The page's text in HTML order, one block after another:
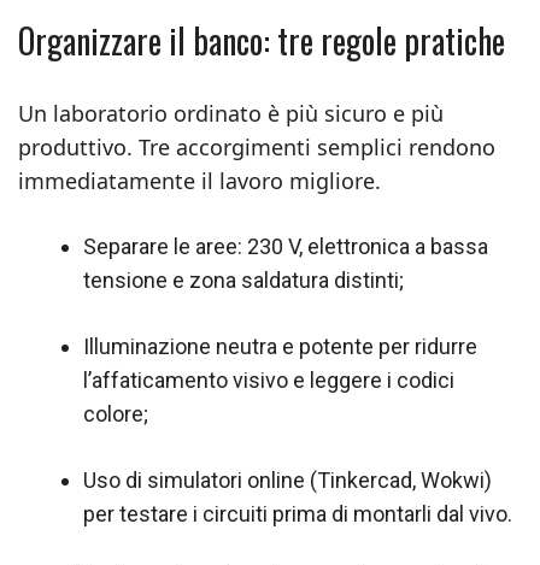
Organizzare il banco: tre regole pratiche
Un laboratorio ordinato è più sicuro e più
produttivo. Tre accorgimenti semplici rendono
immediatamente il lavoro migliore.
Separare le aree: 230 V, elettronica a bassa
tensione e zona saldatura distinti;
Illuminazione neutra e potente per ridurre
l’affaticamento visivo e leggere i codici
colore;
Uso di simulatori online (Tinkercad, Wokwi)
per testare i circuiti prima di montarli dal vivo.